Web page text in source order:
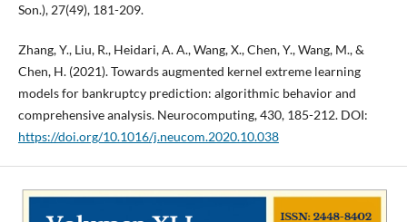
Son.), 27(49), 181-209.
Zhang, Y., Liu, R., Heidari, A. A., Wang, X., Chen, Y., Wang, M., &
Chen, H. (2021). Towards augmented kernel extreme learning
models for bankruptcy prediction: algorithmic behavior and
comprehensive analysis. Neurocomputing, 430, 185-212. DOI:
https://doi.org/10.1016/j.neucom.2020.10.038